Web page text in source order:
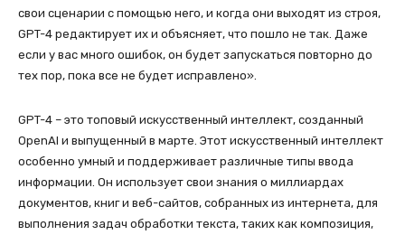
свои сценарии с помощью него, и когда они выходят из строя,
GPT-4 редактирует их и объясняет, что пошло не так. Даже
если у вас много ошибок, он будет запускаться повторно до
тех пор, пока все не будет исправлено».
GPT-4 – это топовый искусственный интеллект, созданный
OpenAI и выпущенный в марте. Этот искусственный интеллект
особенно умный и поддерживает различные типы ввода
информации. Он использует свои знания о миллиардах
документов, книг и веб-сайтов, собранных из интернета, для
выполнения задач обработки текста, таких как композиция,